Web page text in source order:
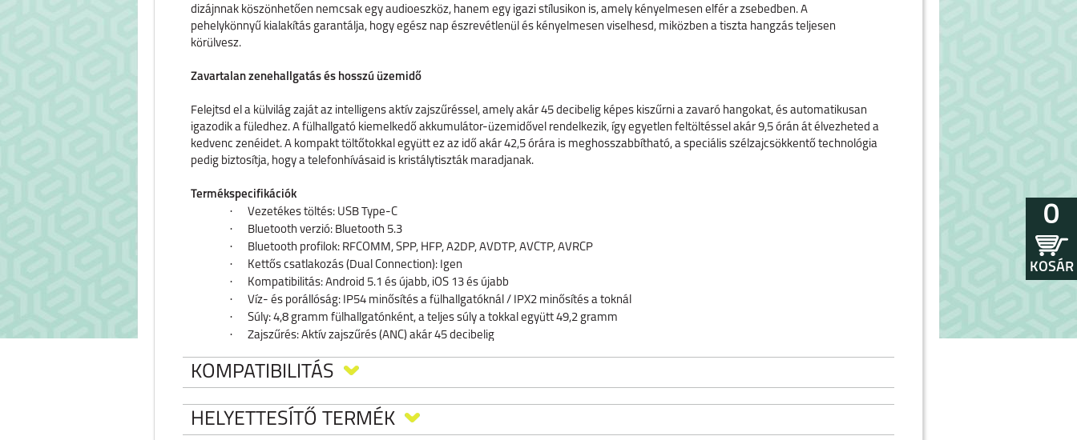
dizájnnak köszönhetően nemcsak egy audioeszköz, hanem egy igazi stílusikon is, amely kényelmesen elfér a zsebedben. A
pehelykönnyű kialakítás garantálja, hogy egész nap észrevétlenül és kényelmesen viselhesd, miközben a tiszta hangzás teljesen
körülvesz.
Zavartalan zenehallgatás és hosszú üzemidő
Felejtsd el a külvilág zaját az intelligens aktív zajszűréssel, amely akár 45 decibelig képes kiszűrni a zavaró hangokat, és automatikusan
igazodik a füledhez. A fülhallgató kiemelkedő akkumulátor-üzemidővel rendelkezik, így egyetlen feltöltéssel akár 9,5 órán át élvezheted a
kedvenc zenéidet. A kompakt töltőtokkal együtt ez az idő akár 42,5 órára is meghosszabbítható, a speciális szélzajcsökkentő technológia
pedig biztosítja, hogy a telefonhívásaid is kristálytiszták maradjanak.
Termékspecifikációk
· Vezetékes töltés: USB Type-C
· Bluetooth verzió: Bluetooth 5.3
· Bluetooth profilok: RFCOMM, SPP, HFP, A2DP, AVDTP, AVCTP, AVRCP
· Kettős csatlakozás (Dual Connection): Igen
· Kompatibilitás: Android 5.1 és újabb, iOS 13 és újabb
· Víz- és porállóság: IP54 minősítés a fülhallgatóknál / IPX2 minősítés a toknál
· Súly: 4,8 gramm fülhallgatónként, a teljes súly a tokkal együtt 49,2 gramm
· Zajszűrés: Aktív zajszűrés (ANC) akár 45 decibelig
KOMPATIBILITÁS
HELYETTESÍTŐ TERMÉK
0
KOSÁR